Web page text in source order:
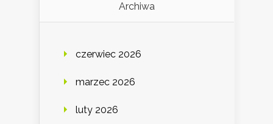
Archiwa
czerwiec 2026
marzec 2026
luty 2026